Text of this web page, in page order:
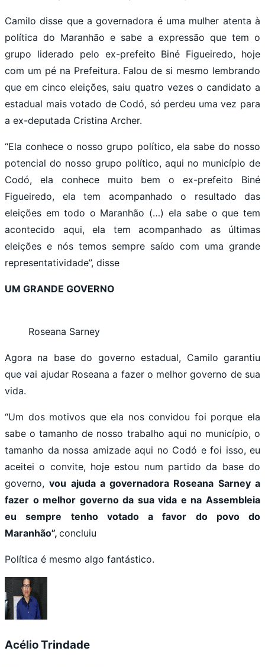
Camilo disse que a governadora é uma mulher atenta à
política do Maranhão e sabe a expressão que tem o
grupo liderado pelo ex-prefeito Biné Figueiredo, hoje
com um pé na Prefeitura. Falou de si mesmo lembrando
que em cinco eleições, saiu quatro vezes o candidato a
estadual mais votado de Codó, só perdeu uma vez para
a ex-deputada Cristina Archer.
“Ela conhece o nosso grupo político, ela sabe do nosso
potencial do nosso grupo político, aqui no município de
Codó, ela conhece muito bem o ex-prefeito Biné
Figueiredo, ela tem acompanhado o resultado das
eleições em todo o Maranhão (…) ela sabe o que tem
acontecido aqui, ela tem acompanhado as últimas
eleições e nós temos sempre saído com uma grande
representatividade”, disse
UM GRANDE GOVERNO
Roseana Sarney
Agora na base do governo estadual, Camilo garantiu
que vai ajudar Roseana a fazer o melhor governo de sua
vida.
“Um dos motivos que ela nos convidou foi porque ela
sabe o tamanho de nosso trabalho aqui no município, o
tamanho da nossa amizade aqui no Codó e foi isso, eu
aceitei o convite, hoje estou num partido da base do
governo,vou ajuda a governadora Roseana Sarney a
fazer o melhor governo da sua vida e na Assembleia
eu sempre tenho votado a favor do povo do
Maranhão”, concluiu
Política é mesmo algo fantástico.
Acélio Trindade